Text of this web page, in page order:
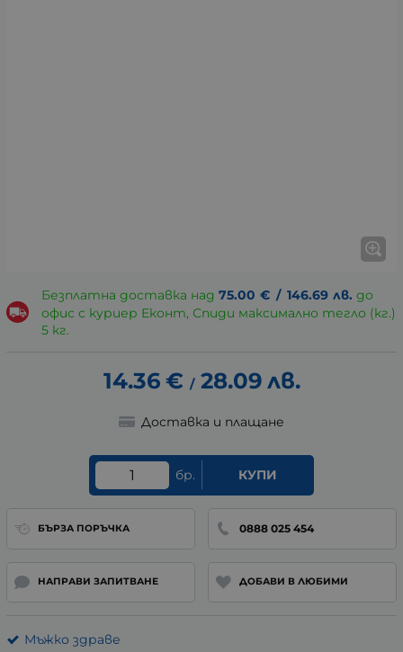
Безплатна доставка над 75.00 € / 146.69 лв. до
офис с куриер Еконт, Спиди максимално тегло (кг.)
5 кг.
14.36 € / 28.09 лв.
Доставка и плащане
бр. КУПИ
БЪРЗА ПОРЪЧКА 0888 025 454
НАПРАВИ ЗАПИТВАНЕ ДОБАВИ В ЛЮБИМИ
Мъжко здраве